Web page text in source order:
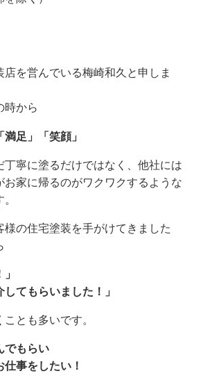
を営んでいる梅崎和久と申しま
時から
満足」「笑顔」
丁寧に塗るだけではなく、他社には
お家に帰るのがワクワクするような
様の住宅塗装を手がけてきました
してもらいました！」
とも多いです。
でもらい
事をしたい！